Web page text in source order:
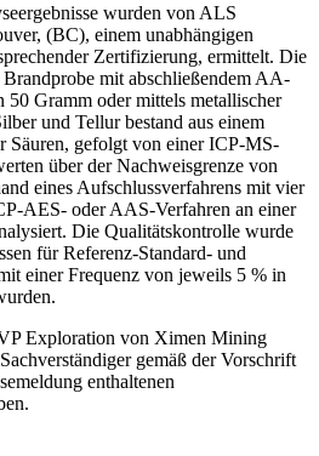
wurden von ALS
(BC), einem unabhängigen
Zertifizierung, ermittelt. Die
mit abschließendem AA-
50 Gramm oder mittels metallischer
und Tellur bestand aus einem
Säuren, gefolgt von einer ICP-MS-
über der Nachweisgrenze von
eines Aufschlussverfahrens mit vier
AES- oder AAS-Verfahren an einer
Die Qualitätskontrolle wurde
für Referenz-Standard- und
einer Frequenz von jeweils 5 % in
Exploration von Ximen Mining
gemäß der Vorschrift
enthaltenen